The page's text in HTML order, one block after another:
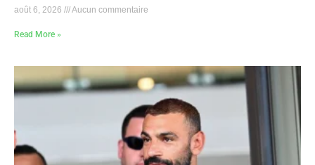
août 6, 2026 Aucun commentaire
Read More »